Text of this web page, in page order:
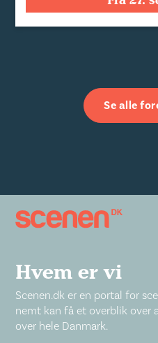
Se alle
Hvem er vi
Scenen.dk er en portal for
nemt kan få et overblik over
over hele Danmark.